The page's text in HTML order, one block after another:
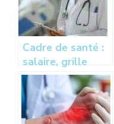
Cadre de santé :
salaire, grille
indiciaire et
métier dans les
établissements
hospitaliers